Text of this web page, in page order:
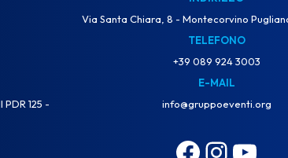
PDR 125 -
Via Santa Chiara, 8 - Montecorvino
TELEFONO
+39 089 924 3003
E-MAIL
info@gruppoeventi.org